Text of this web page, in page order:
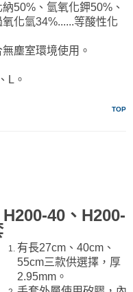
50%、氫氧化鉀50%、
化氫34%......等酸性化
塵室環境使用。
L。
TOP
40、H200-
有長27cm、40cm、
55cm三款供選擇，厚
2.95mm。